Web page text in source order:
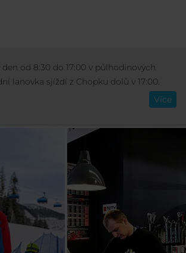
SKI SCHOOL & RENTAL
A
den od 8:30 do 17:00 v půlhodinových
lanovka sjíždí z Chopku dolů v 17:00.
Více